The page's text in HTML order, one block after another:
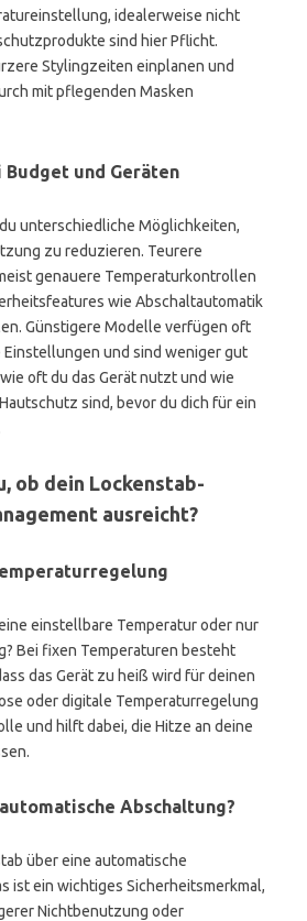
idealerweise nicht
sind hier Pflicht.
Stylingzeiten einplanen und
mit pflegenden Masken
und Geräten
unterschiedliche Möglichkeiten,
zu reduzieren. Teurere
genauere Temperaturkontrollen
wie Abschaltautomatik
Günstigere Modelle verfügen oft
und sind weniger gut
oft du das Gerät nutzt und wie
sind, bevor du dich für ein
ob dein Lockenstab-
ausreicht?
einstellbare Temperatur oder nur
Bei fixen Temperaturen besteht
das Gerät zu heiß wird für deinen
oder digitale Temperaturregelung
und hilft dabei, die Hitze an deine
Abschaltung?
über eine automatische
ist ein wichtiges Sicherheitsmerkmal,
Nichtbenutzung oder